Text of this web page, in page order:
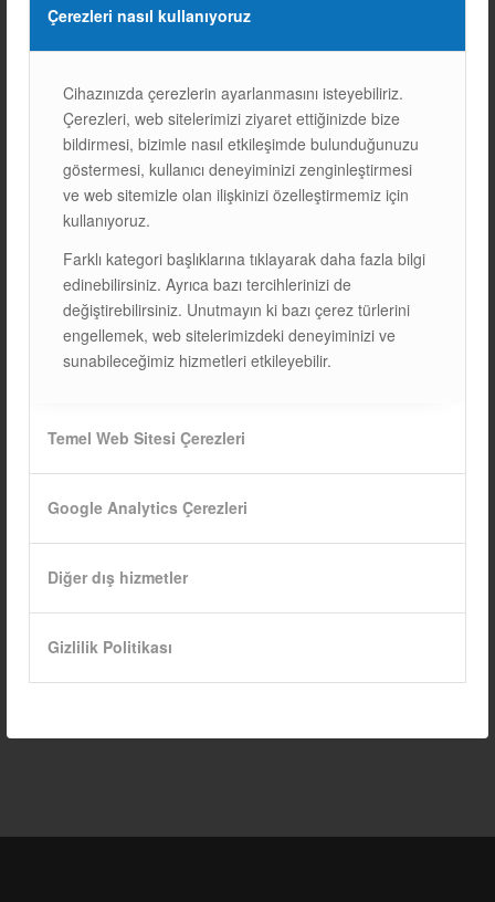
Çerezleri nasıl kullanıyoruz
Cihazınızda çerezlerin ayarlanmasını isteyebiliriz.
Çerezleri, web sitelerimizi ziyaret ettiğinizde bize
bildirmesi, bizimle nasıl etkileşimde bulunduğunuzu
göstermesi, kullanıcı deneyiminizi zenginleştirmesi
ve web sitemizle olan ilişkinizi özelleştirmemiz için
kullanıyoruz.
Farklı kategori başlıklarına tıklayarak daha fazla bilgi
edinebilirsiniz. Ayrıca bazı tercihlerinizi de
değiştirebilirsiniz. Unutmayın ki bazı çerez türlerini
engellemek, web sitelerimizdeki deneyiminizi ve
sunabileceğimiz hizmetleri etkileyebilir.
Temel Web Sitesi Çerezleri
Google Analytics Çerezleri
Diğer dış hizmetler
Gizlilik Politikası
GÜNEŞ PANELLERİNDE
ÇÖZÜM YÖNTEMLERİ
1. GÜNEŞ PANELLERİNDE GÖLGELENME NEDİR?
Gölgeleme, güneş panellerinin üzerine düşen GÖLGE
durumdur. Güneş panelleri, genellikle açık havada,
doğrudan güneş ışığına…